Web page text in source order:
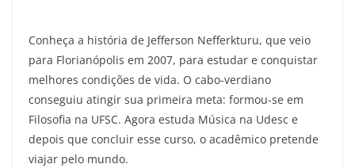
Conheça a história de Jefferson Nefferkturu, que veio
para Florianópolis em 2007, para estudar e conquistar
melhores condições de vida. O cabo-verdiano
conseguiu atingir sua primeira meta: formou-se em
Filosofia na UFSC. Agora estuda Música na Udesc e
depois que concluir esse curso, o acadêmico pretende
viajar pelo mundo.